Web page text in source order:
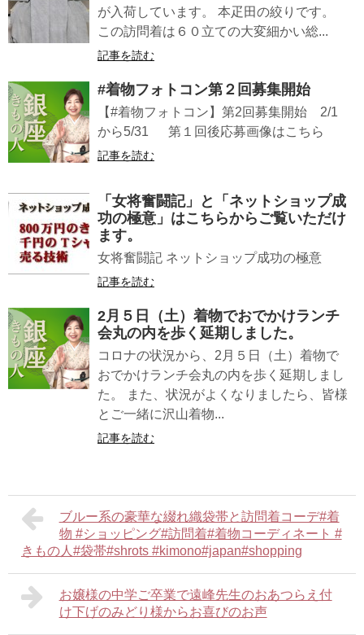
が入荷しています。 本疋田の絞りです。
この訪問着は６０立ての大変細かい総...
記事を読む
#着物フォトコン第２回募集開始
【#着物フォトコン】第2回募集開始 2/1
から5/31 第１回後応募画像はこちら
記事を読む
「女将奮闘記」と「ネットショップ成
功の極意」はこちらからご覧いただけ
ます。
女将奮闘記 ネットショップ成功の極意
記事を読む
2月５日（土）着物でおでかけランチ
会丸の内を歩く延期しました。
コロナの状況から、2月５日（土）着物で
おでかけランチ会丸の内を歩く延期しまし
た。 また、状況がよくなりましたら、皆様
とご一緒に沢山着物...
記事を読む
ブルー系の豪華な綴れ織袋帯と訪問着コーデ#着
物 #ショッピング#訪問着#着物コーディネート #
きもの人#袋帯#shrots #kimono#japan#shopping
お嬢様の中学ご卒業で遠峰先生のおあつらえ付
け下げのみどり様からお喜びのお声